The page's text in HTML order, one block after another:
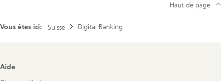
Vous êtes ici: Suisse Digital Banking
Haut de page
Footer
Aide